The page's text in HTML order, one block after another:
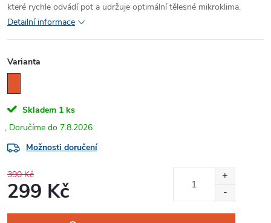
které rychle odvádí pot a udržuje optimální tělesné mikroklima.
Detailní informace
Varianta
Skladem 1 ks
7.8.2026
Možnosti doručení
390 Kč
299 Kč